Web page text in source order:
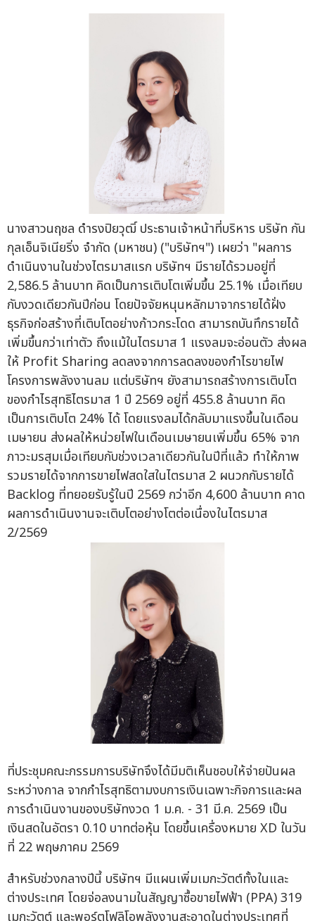
นางสาวนฤชล ดำรงปิยวุฒิ์ ประธานเจ้าหน้าที่บริหาร บริษัท กัน
กุลเอ็นจิเนียริ่ง จำกัด (มหาชน) ("บริษัทฯ") เผยว่า "ผลการ
ดำเนินงานในช่วงไตรมาสแรก บริษัทฯ มีรายได้รวมอยู่ที่
2,586.5 ล้านบาท คิดเป็นการเติบโตเพิ่มขึ้น 25.1% เมื่อเทียบ
กับงวดเดียวกันปีก่อน โดยปัจจัยหนุนหลักมาจากรายได้ฝั่ง
ธุรกิจก่อสร้างที่เติบโตอย่างก้าวกระโดด สามารถบันทึกรายได้
เพิ่มขึ้นกว่าเท่าตัว ถึงแม้ในไตรมาส 1 แรงลมจะอ่อนตัว ส่งผล
ให้ Profit Sharing ลดลงจากการลดลงของกำไรขายไฟ
โครงการพลังงานลม แต่บริษัทฯ ยังสามารถสร้างการเติบโต
ของกำไรสุทธิไตรมาส 1 ปี 2569 อยู่ที่ 455.8 ล้านบาท คิด
เป็นการเติบโต 24% ได้ โดยแรงลมได้กลับมาแรงขึ้นในเดือน
เมษายน ส่งผลให้หน่วยไฟในเดือนเมษายนเพิ่มขึ้น 65% จาก
ภาวะมรสุมเมื่อเทียบกับช่วงเวลาเดียวกันในปีที่แล้ว ทำให้ภาพ
รวมรายได้จากการขายไฟสดใสในไตรมาส 2 ผนวกกับรายได้
Backlog ที่ทยอยรับรู้ในปี 2569 กว่าอีก 4,600 ล้านบาท คาด
ผลการดำเนินงานจะเติบโตอย่างโตต่อเนื่องในไตรมาส
2/2569
ที่ประชุมคณะกรรมการบริษัทจึงได้มีมติเห็นชอบให้จ่ายปันผล
ระหว่างกาล จากกำไรสุทธิตามงบการเงินเฉพาะกิจการและผล
การดำเนินงานของบริษัทงวด 1 ม.ค. - 31 มี.ค. 2569 เป็น
เงินสดในอัตรา 0.10 บาทต่อหุ้น โดยขึ้นเครื่องหมาย XD ในวัน
ที่ 22 พฤษภาคม 2569
สำหรับช่วงกลางปีนี้ บริษัทฯ มีแผนเพิ่มเมกะวัตต์ทั้งในและ
ต่างประเทศ โดยจ่อลงนามในสัญญาซื้อขายไฟฟ้า (PPA) 319
เมกะวัตต์ และพอร์ตโฟลิโอพลังงานสะอาดในต่างประเทศที่